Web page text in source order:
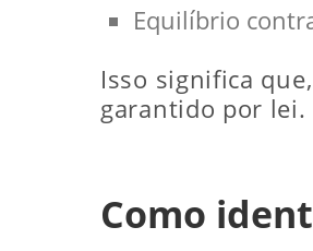
Equilíbrio
Isso significa
garantido por lei.
Como